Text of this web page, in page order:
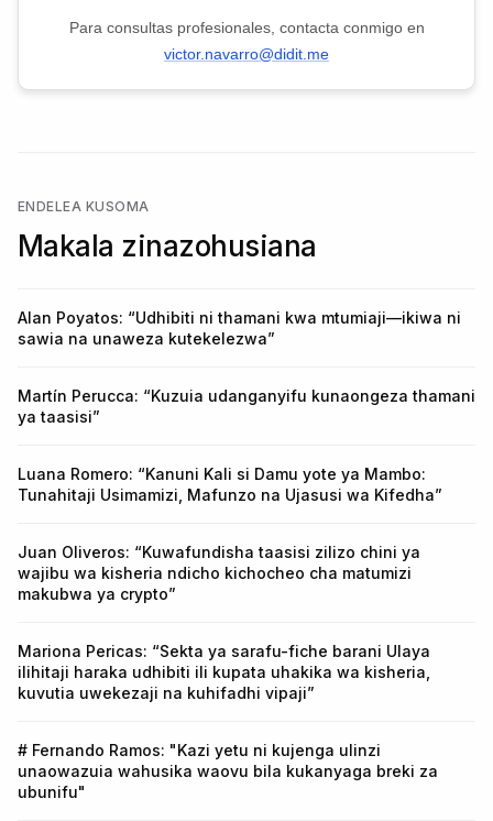
Para consultas profesionales, contacta conmigo en
victor.navarro@didit.me
ENDELEA KUSOMA
Makala zinazohusiana
Alan Poyatos: “Udhibiti ni thamani kwa mtumiaji—ikiwa ni
sawia na unaweza kutekelezwa”
Martín Perucca: “Kuzuia udanganyifu kunaongeza thamani
ya taasisi”
Luana Romero: “Kanuni Kali si Damu yote ya Mambo:
Tunahitaji Usimamizi, Mafunzo na Ujasusi wa Kifedha”
Juan Oliveros: “Kuwafundisha taasisi zilizo chini ya
wajibu wa kisheria ndicho kichocheo cha matumizi
makubwa ya crypto”
Mariona Pericas: “Sekta ya sarafu-fiche barani Ulaya
ilihitaji haraka udhibiti ili kupata uhakika wa kisheria,
kuvutia uwekezaji na kuhifadhi vipaji”
# Fernando Ramos: "Kazi yetu ni kujenga ulinzi
unaowazuia wahusika waovu bila kukanyaga breki za
ubunifu"